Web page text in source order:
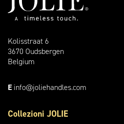
Kolisstraat 6
3670 Oudsbergen
Belgium
E info@joliehandles.com
Collezioni JOLIE